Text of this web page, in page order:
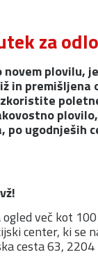
za
novem plovilu,
in premišljena
po ugodnješih
več kot
center, ki se
cesta 63,